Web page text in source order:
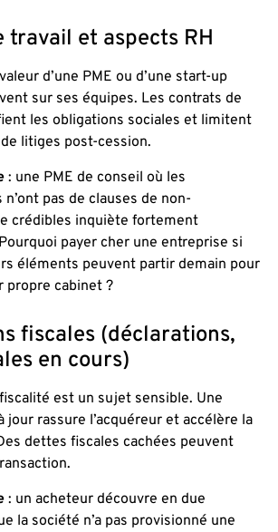
travail et aspects RH
d’une PME ou d’une start-up
sur ses équipes. Les contrats de
les obligations sociales et limitent
litiges post-cession.
: une PME de conseil où les
pas de clauses de non-
crédibles inquiète fortement
payer cher une entreprise si
éléments peuvent partir demain pour
propre cabinet ?
fiscales (déclarations,
en cours)
est un sujet sensible. Une
jour rassure l’acquéreur et accélère la
dettes fiscales cachées peuvent
: un acheteur découvre en due
la société n’a pas provisionné une